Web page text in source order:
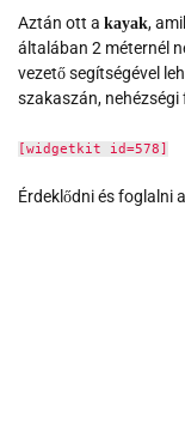
Aztán ott a kayak,
általában 2 méternél
vezető segítségével
szakaszán,
[widgetkit id=578]
Érdeklődni és foglalni